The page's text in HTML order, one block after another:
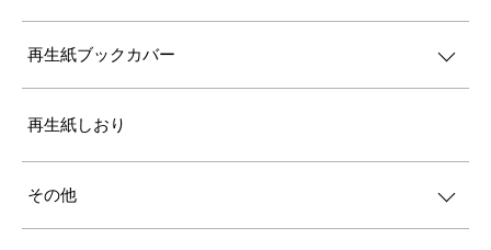
再生紙ブックカバー
再生紙しおり
その他